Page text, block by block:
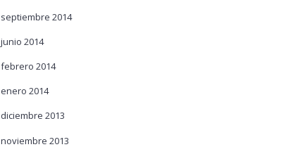
septiembre 2014
junio 2014
febrero 2014
enero 2014
diciembre 2013
noviembre 2013